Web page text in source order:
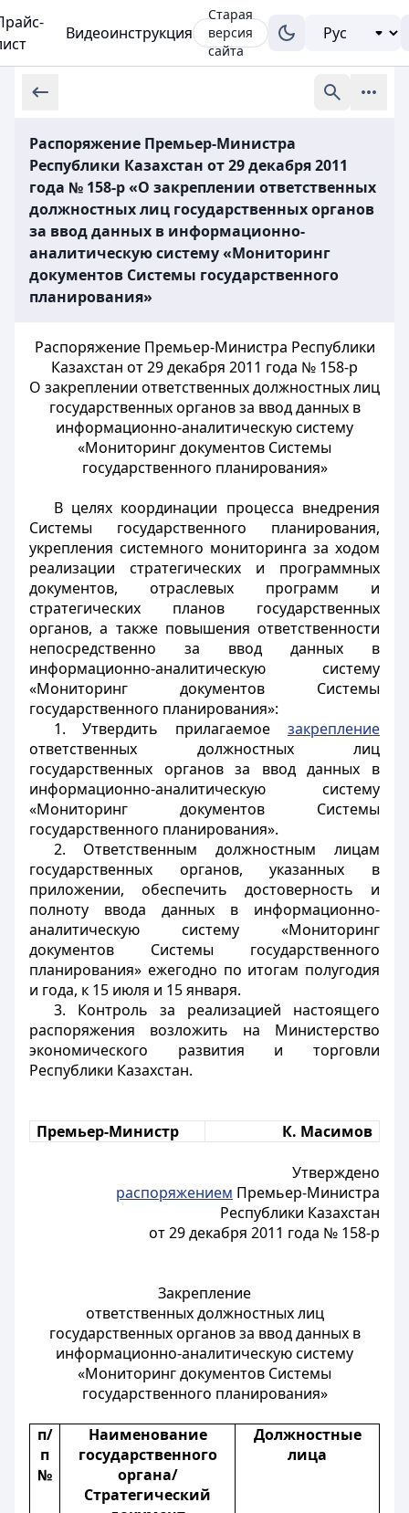
Видеоинструкция
Старая
версия
сайта
Распоряжение Премьер-Министра
Республики Казахстан от 29 декабря 2011
года № 158-р «О закреплении ответственных
должностных лиц государственных органов
за ввод данных в информационно-
аналитическую систему «Мониторинг
документов Системы государственного
планирования»
Распоряжение Премьер-Министра Республики
Казахстан от 29 декабря 2011 года № 158-р
О закреплении ответственных должностных лиц
государственных органов за ввод данных в
информационно-аналитическую систему
«Мониторинг документов Системы
государственного планирования»
В целях координации процесса внедрения
Системы государственного планирования,
укрепления системного мониторинга за ходом
реализации стратегических и программных
документов, отраслевых программ и
стратегических планов государственных
органов, а также повышения ответственности
непосредственно за ввод данных в
информационно-аналитическую систему
«Мониторинг документов Системы
государственного планирования»:
1. Утвердить прилагаемое закрепление
ответственных должностных лиц
государственных органов за ввод данных в
информационно-аналитическую систему
«Мониторинг документов Системы
государственного планирования».
2. Ответственным должностным лицам
государственных органов, указанных в
приложении, обеспечить достоверность и
полноту ввода данных в информационно-
аналитическую систему «Мониторинг
документов Системы государственного
планирования» ежегодно по итогам полугодия
и года, к 15 июля и 15 января.
3. Контроль за реализацией настоящего
распоряжения возложить на Министерство
экономического развития и торговли
Республики Казахстан.
Премьер-Министр К. Масимов
Утверждено
распоряжением Премьер-Министра
Республики Казахстан
от 29 декабря 2011 года № 158-р
Закрепление
ответственных должностных лиц
государственных органов за ввод данных в
информационно-аналитическую систему
«Мониторинг документов Системы
государственного планирования»
п/
п
№
Наименование
государственного
органа/
Стратегический
Должностные
лица